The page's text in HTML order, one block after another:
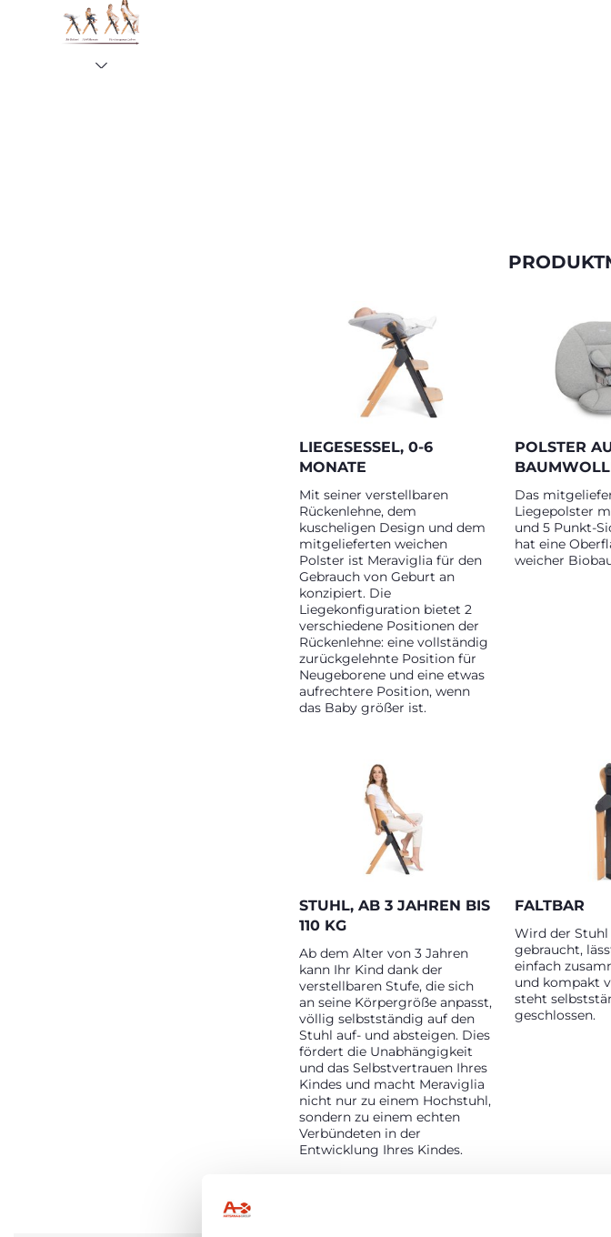
LIEGESESSEL, 0-6
MONATE
Mit seiner verstellbaren
Rückenlehne, dem
kuscheligen Design und dem
mitgelieferten weichen
Polster ist Meraviglia für den
Gebrauch von Geburt an
konzipiert. Die
Liegekonfiguration bietet 2
verschiedene Positionen der
Rückenlehne: eine vollständig
zurückgelehnte Position für
Neugeborene und eine etwas
aufrechtere Position, wenn
das Baby größer ist.
POLSTER
Das
Liegepolster
und 5 Punkt-
hat eine
weicher
STUHL, AB 3 JAHREN BIS
110 KG
Ab dem Alter von 3 Jahren
kann Ihr Kind dank der
verstellbaren Stufe, die sich
an seine Körpergröße anpasst,
völlig selbstständig auf den
Stuhl auf- und absteigen. Dies
fördert die Unabhängigkeit
und das Selbstvertrauen Ihres
Kindes und macht Meraviglia
nicht nur zu einem Hochstuhl,
sondern zu einem echten
Verbündeten in der
Entwicklung Ihres Kindes.
FALTBAR
Wird der
gebraucht,
einfach
und kompakt
steht
geschlossen.